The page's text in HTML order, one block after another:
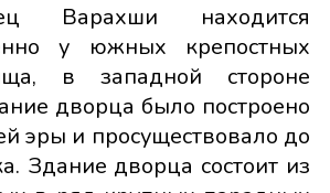
Варахши находится
у южных крепостных
в западной стороне
дворца было построено
эры и просуществовало до
Здание дворца состоит из